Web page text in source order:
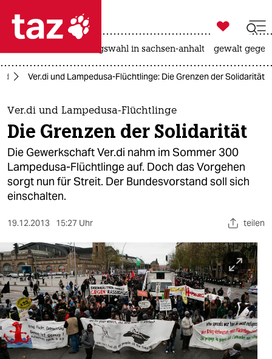
 taz zahl ich
taz zahl ich
themen
politik
öko
gesellschaft
kultur
sport
berlin
nord
wahrheit
verlag

taz zahl ich
landtagswahl in sachsen-anhalt gewalt
Ver.di und Lampedusa-Flüchtlinge: Die Grenzen der Solidarität
Ver.di und Lampedusa-Flüchtlinge
Die Grenzen der Solidarität
Die Gewerkschaft Ver.di nahm im Sommer 300
Lampedusa-Flüchtlinge auf. Doch das Vorgehen
sorgt nun für Streit. Der Bundesvorstand soll sich
einschalten.
19.12.2013 15:27 Uhr teilen